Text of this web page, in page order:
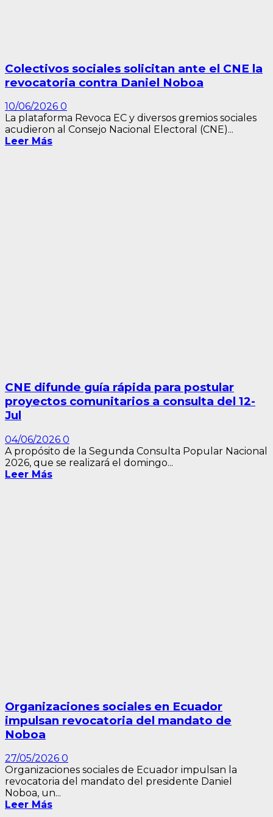
Colectivos sociales solicitan ante el CNE la
revocatoria contra Daniel Noboa
10/06/2026 0
La plataforma Revoca EC y diversos gremios sociales
acudieron al Consejo Nacional Electoral (CNE)...
Leer Más
CNE difunde guía rápida para postular
proyectos comunitarios a consulta del 12-
Jul
04/06/2026 0
A propósito de la Segunda Consulta Popular Nacional
2026, que se realizará el domingo...
Leer Más
Organizaciones sociales en Ecuador
impulsan revocatoria del mandato de
Noboa
27/05/2026 0
Organizaciones sociales de Ecuador impulsan la
revocatoria del mandato del presidente Daniel
Noboa, un...
Leer Más